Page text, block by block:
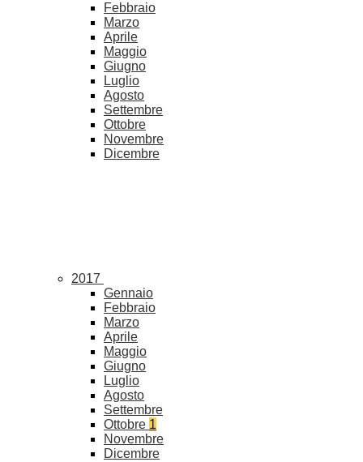
Febbraio
Marzo
Aprile
Maggio
Giugno
Luglio
Agosto
Settembre
Ottobre
Novembre
Dicembre
2017
Gennaio
Febbraio
Marzo
Aprile
Maggio
Giugno
Luglio
Agosto
Settembre
Ottobre 1
Novembre
Dicembre